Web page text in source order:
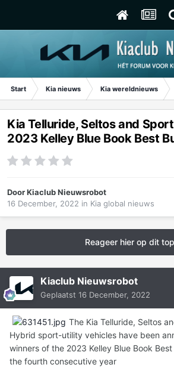
Start Kia nieuws Kia wereldnieuws
Kia Telluride, Seltos and
2023 Kelley Blue Book Best
DoorKiaclub Nieuwsrobot
16 December, 2022 in Kia global nieuws
Reageer hier op dit
Kiaclub Nieuwsrobot
Geplaatst 16 December, 2022
The Kia Telluride, Seltos
Hybrid sport-utility vehicles have been
winners of the 2023 Kelley Blue Book
the fourth consecutive year